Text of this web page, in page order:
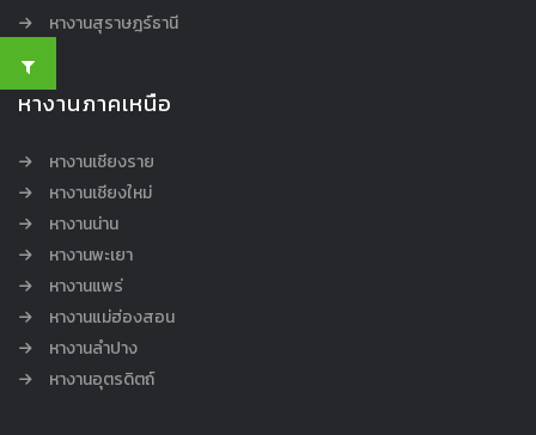
หางานสุราษฎร์ธานี
หางานภาคเหนือ
หางานเชียงราย
หางานเชียงใหม่
หางานน่าน
หางานพะเยา
หางานแพร่
หางานแม่ฮ่องสอน
หางานลำปาง
หางานอุตรดิตถ์